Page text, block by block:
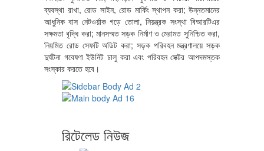
ব্যবস্থা রাখা, রোড সাইন, রোড মার্কিং স্থাপন করা; উন্নতমানের
আধুনিক বাস নেটওর্য়াক গড়ে তোলা, নিয়ন্ত্রক সংস্থা বিআরটিএর
সক্ষমতা বৃদ্ধি করা; মানসম্মত সড়ক নির্মাণ ও মেরামত সুনিশ্চিত করা,
নিয়মিত রোড সেফটি অডিট করা; সড়ক পরিবহন মন্ত্রণালয়ে সড়ক
দুর্ঘটনা গবেষণা ইউনিট চালু করা এবং পরিবহন সেক্টর আপদমস্তক
সংস্কার করতে হবে।
রিটেলেড নিউজ